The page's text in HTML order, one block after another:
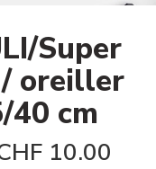
Super
oreiller
40 cm
10.00